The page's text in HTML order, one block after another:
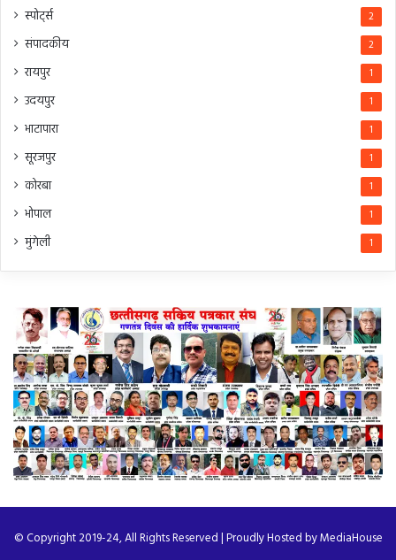
स्पोर्ट्स 2
संपादकीय 2
रायपुर 1
उदयपुर 1
भाटापारा 1
सूरजपुर 1
कोरबा 1
भोपाल 1
मुंगेली 1
© Copyright 2019-24, All Rights Reserved | Proudly Hosted byMediaHouse